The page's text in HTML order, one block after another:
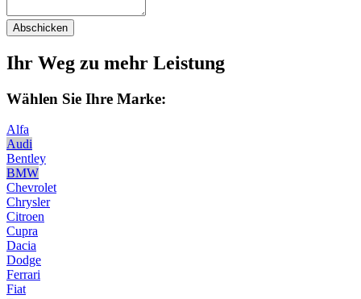
Abschicken
Ihr Weg zu mehr Leistung
Wählen Sie Ihre Marke:
Alfa
Audi
Bentley
BMW
Chevrolet
Chrysler
Citroen
Cupra
Dacia
Dodge
Ferrari
Fiat